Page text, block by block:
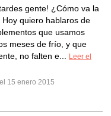
gente! ¿Cómo va la
Hoy quiero hablaros de
que usamos
meses de frío, y que
no falten e...
Leer el
15 enero 2015